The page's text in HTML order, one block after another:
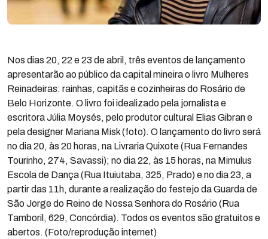
Nos dias 20, 22 e 23 de abril, três eventos de lançamento
apresentarão ao público da capital mineira o livro Mulheres
Reinadeiras: rainhas, capitãs e cozinheiras do Rosário de
Belo Horizonte. O livro foi idealizado pela jornalista e
escritora Júlia Moysés, pelo produtor cultural Elias Gibran e
pela designer Mariana Misk (foto). O lançamento do livro será
no dia 20, às 20 horas, na Livraria Quixote (Rua Fernandes
Tourinho, 274, Savassi); no dia 22, às 15 horas, na Mimulus
Escola de Dança (Rua Ituiutaba, 325, Prado) e no dia 23, a
partir das 11h, durante a realização do festejo da Guarda de
São Jorge do Reino de Nossa Senhora do Rosário (Rua
Tamboril, 629, Concórdia). Todos os eventos são gratuitos e
abertos. (Foto/reprodução internet)